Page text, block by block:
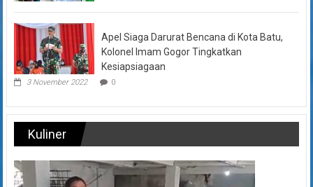
Apel Siaga Darurat Bencana di Kota Batu,
Kolonel Imam Gogor Tingkatkan
Kesiapsiagaan
3 November 2022 0
Kuliner